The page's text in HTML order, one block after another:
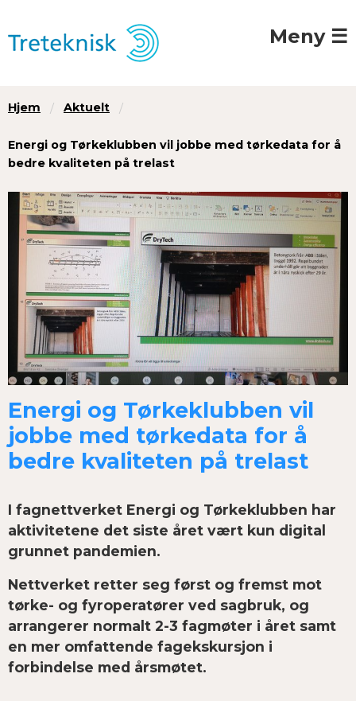
Meny ☰
Hjem Aktuelt
Energi og Tørkeklubben vil jobbe med tørkedata for å
bedre kvaliteten på trelast
Energi og Tørkeklubben vil
jobbe med tørkedata for å
bedre kvaliteten på trelast
I fagnettverket Energi og Tørkeklubben har
aktivitetene det siste året vært kun digital
grunnet pandemien.
Nettverket retter seg først og fremst mot
tørke- og fyroperatører ved sagbruk, og
arrangerer normalt 2-3 fagmøter i året samt
en mer omfattende fagekskursjon i
forbindelse med årsmøtet.